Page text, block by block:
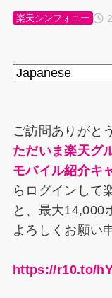
楽天シンフォニー
ご訪問ありがと
ただいま楽天グ
モバイル紹介キ
らログインして
と、最大14,000
よろしくお願い
https://r10.to/